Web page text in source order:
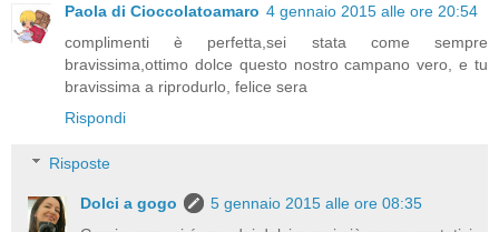
Paola di Cioccolatoamaro 4 gennaio 2015 alle ore 20:54
complimenti è perfetta,sei stata come sempre
bravissima,ottimo dolce questo nostro campano vero, e tu
bravissima a riprodurlo, felice sera
Rispondi
Risposte
Dolci a gogo
5 gennaio 2015 alle ore 08:35